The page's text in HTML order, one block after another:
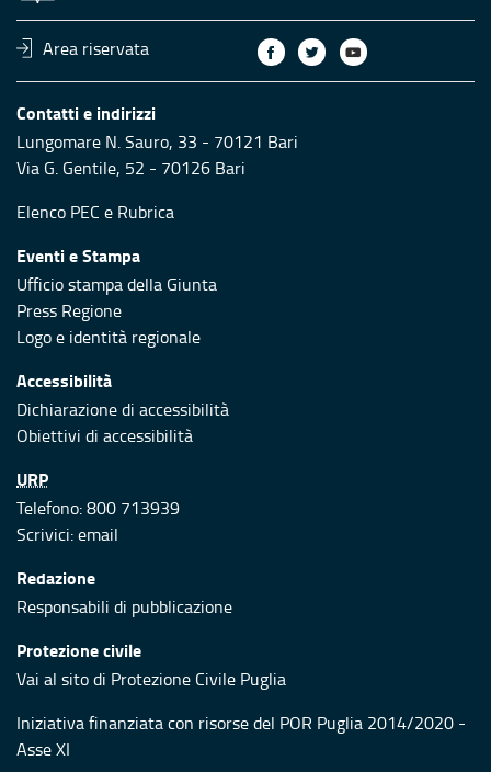
Area riservata
Contatti e indirizzi
Lungomare N. Sauro, 33 - 70121 Bari
Via G. Gentile, 52 - 70126 Bari
Elenco PEC e Rubrica
Eventi e Stampa
Ufficio stampa della Giunta
Press Regione
Logo e identità regionale
Accessibilità
Dichiarazione di accessibilità
Obiettivi di accessibilità
URP
Telefono: 800 713939
Scrivici:email
Redazione
Responsabili di pubblicazione
Protezione civile
Vai al sito di Protezione Civile Puglia
Iniziativa finanziata con risorse del POR Puglia 2014/2020 -
Asse XI